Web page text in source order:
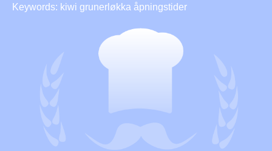
Keywords: kiwi grunerløkka åpningstider